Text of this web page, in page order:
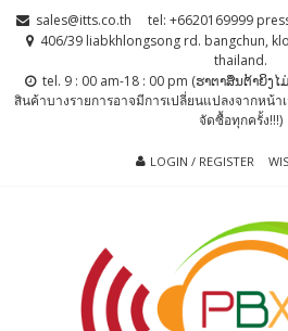
Skip
Skip sales@itts.co.th
tel: +6620169999
406/39 liabkhlongsong rd. bangchun,
thailand.
tel. 9 : 00 am-18 : 00 pm (ຮາຕາສຶນຕ້າຍິງ
สินค้าบางรายการอาจมีการเปลี่ยนแปลงจากหน้
จัดซื้อทุกครั้ง!!!)
LOGIN / REGISTER